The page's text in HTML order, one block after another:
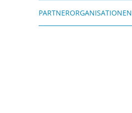
PARTNERORGANISATIONEN